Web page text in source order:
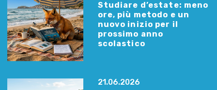
Studiare d’estate: meno
ore, più metodo e un
nuovo inizio per il
prossimo anno
scolastico
21.06.2026